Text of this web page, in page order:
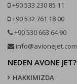
+90 533 230 85 11
+90 532 761 18 00
+90 530 663 64 90
info@avionejet.com
NEDEN AVONE JET?
HAKKIMIZDA